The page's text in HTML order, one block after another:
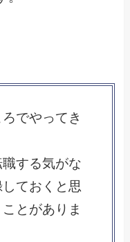
でやってき
する気がな
ておくと思
とがありま